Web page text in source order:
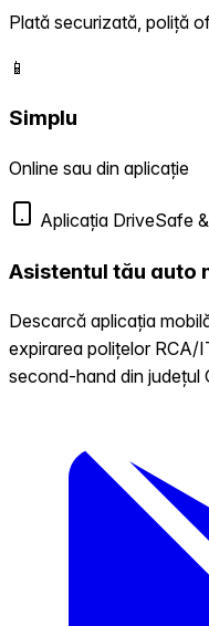
Plată securizată, poliță
📱
Simplu
Online sau din aplicație
Aplicația DriveSafe
Asistentul tău auto
Descarcă aplicația
expirarea polițelor RCA/
second-hand din județul